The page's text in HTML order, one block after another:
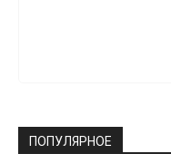
ПОПУЛЯРНОЕ